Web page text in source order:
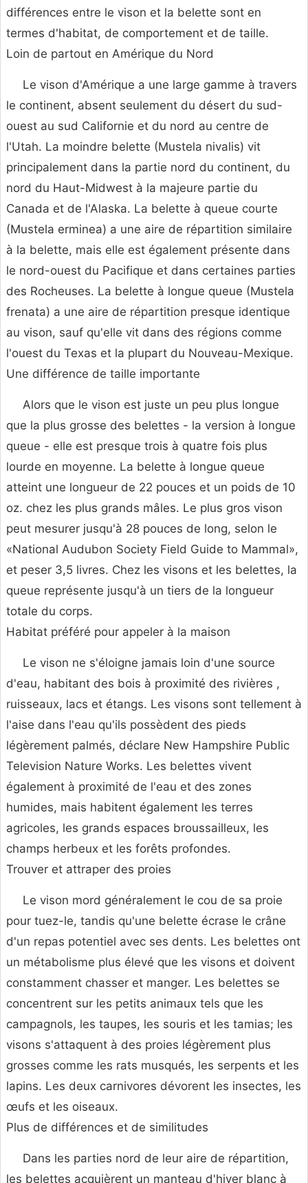
différences entre le vison et la belette sont en
termes d'habitat, de comportement et de taille.
Loin de partout en Amérique du Nord
Le vison d'Amérique a une large gamme à travers
le continent, absent seulement du désert du sud-
ouest au sud Californie et du nord au centre de
l'Utah. La moindre belette (Mustela nivalis) vit
principalement dans la partie nord du continent, du
nord du Haut-Midwest à la majeure partie du
Canada et de l'Alaska. La belette à queue courte
(Mustela erminea) a une aire de répartition similaire
à la belette, mais elle est également présente dans
le nord-ouest du Pacifique et dans certaines parties
des Rocheuses. La belette à longue queue (Mustela
frenata) a une aire de répartition presque identique
au vison, sauf qu'elle vit dans des régions comme
l'ouest du Texas et la plupart du Nouveau-Mexique.
Une différence de taille importante
Alors que le vison est juste un peu plus longue
que la plus grosse des belettes - la version à longue
queue - elle est presque trois à quatre fois plus
lourde en moyenne. La belette à longue queue
atteint une longueur de 22 pouces et un poids de 10
oz. chez les plus grands mâles. Le plus gros vison
peut mesurer jusqu'à 28 pouces de long, selon le
«National Audubon Society Field Guide to Mammal»,
et peser 3,5 livres. Chez les visons et les belettes, la
queue représente jusqu'à un tiers de la longueur
totale du corps.
Habitat préféré pour appeler à la maison
Le vison ne s'éloigne jamais loin d'une source
d'eau, habitant des bois à proximité des rivières ,
ruisseaux, lacs et étangs. Les visons sont tellement à
l'aise dans l'eau qu'ils possèdent des pieds
légèrement palmés, déclare New Hampshire Public
Television Nature Works. Les belettes vivent
également à proximité de l'eau et des zones
humides, mais habitent également les terres
agricoles, les grands espaces broussailleux, les
champs herbeux et les forêts profondes.
Trouver et attraper des proies
Le vison mord généralement le cou de sa proie
pour tuez-le, tandis qu'une belette écrase le crâne
d'un repas potentiel avec ses dents. Les belettes ont
un métabolisme plus élevé que les visons et doivent
constamment chasser et manger. Les belettes se
concentrent sur les petits animaux tels que les
campagnols, les taupes, les souris et les tamias; les
visons s'attaquent à des proies légèrement plus
grosses comme les rats musqués, les serpents et les
lapins. Les deux carnivores dévorent les insectes, les
œufs et les oiseaux.
Plus de différences et de similitudes
Dans les parties nord de leur aire de répartition,
les belettes acquièrent un manteau d'hiver blanc à